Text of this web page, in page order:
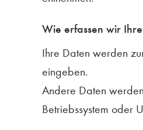
Wie erfassen wir
Ihre Daten werden
eingeben.
Andere Daten
Betriebssystem oder